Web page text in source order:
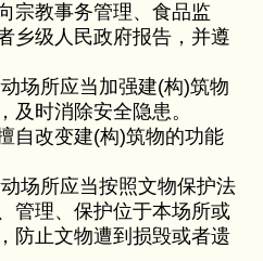
宗教事务管理、食品监
乡级人民政府报告，并遵
所应当加强建(构)筑物
及时消除安全隐患。
改变建(构)筑物的功能
所应当按照文物保护法
管理、保护位于本场所或
防止文物遭到损毁或者遗